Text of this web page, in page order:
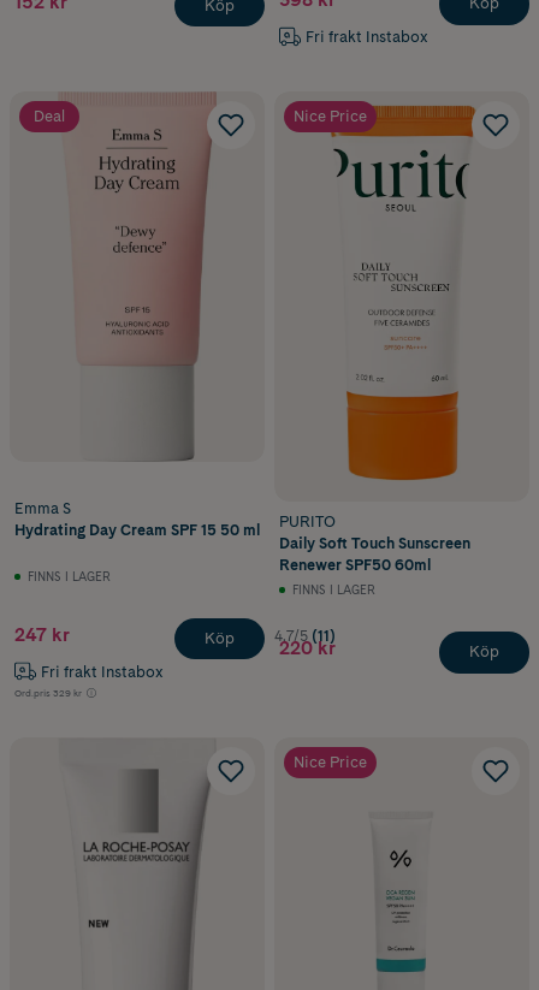
Köp
Fri frakt Instabox
Deal
Emma S
Hydrating Day Cream SPF 15 50 ml
FINNS I LAGER
247 kr
Fri frakt Instabox
Ord.pris 329 kr
Köp
Nice Price
PURITO
Daily Soft Touch Sunscreen
Renewer SPF50 60ml
FINNS I LAGER
4.7/5 (11)
220 kr Köp
Nice Price